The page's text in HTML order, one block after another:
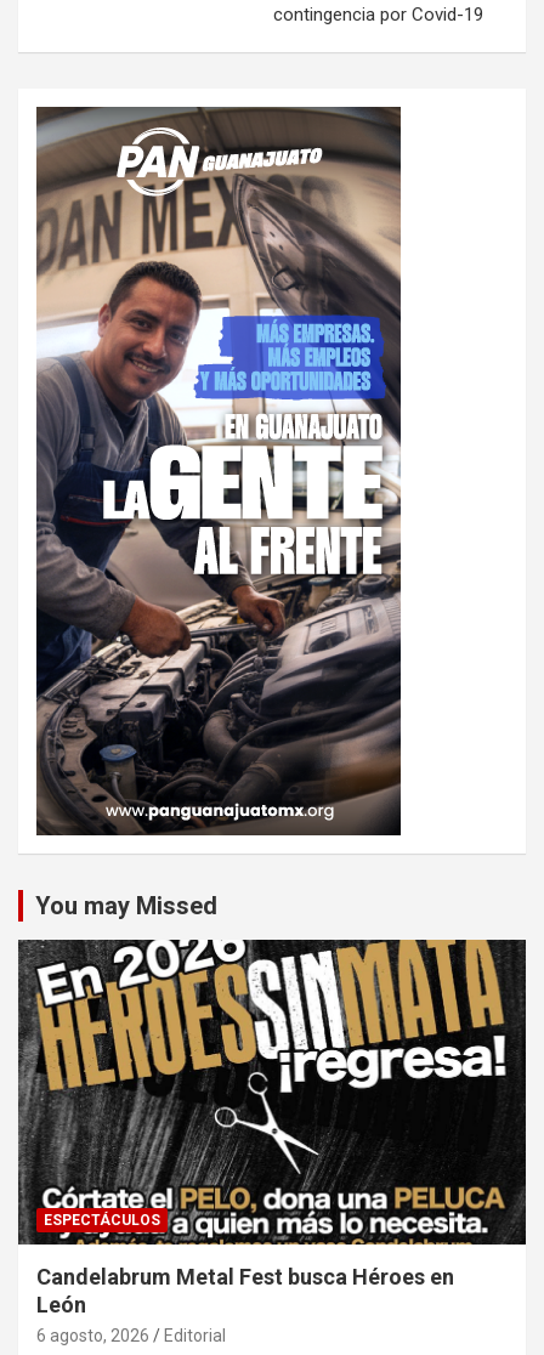
contingencia por Covid-19
You may Missed
ESPECTÁCULOS
Candelabrum Metal Fest busca Héroes en
León
6 agosto, 2026 Editorial